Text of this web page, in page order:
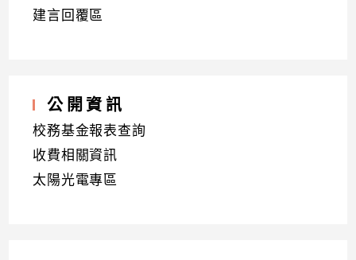
建言回覆區
公開資訊
校務基金報表查詢
收費相關資訊
太陽光電專區